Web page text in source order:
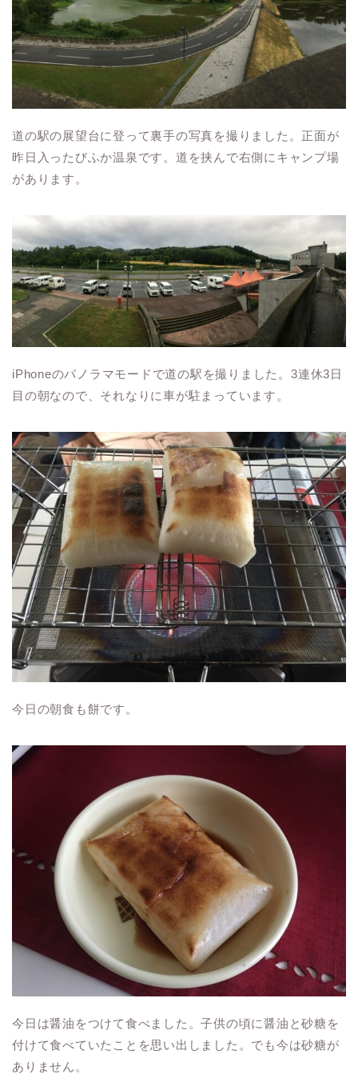
道の駅の展望台に登って裏手の写真を撮りました。正面が
昨日入ったびふか温泉です。道を挟んで右側にキャンプ場
があります。
iPhoneのパノラマモードで道の駅を撮りました。3連休3日
目の朝なので、それなりに車が駐まっています。
今日の朝食も餅です。
今日は醤油をつけて食べました。子供の頃に醤油と砂糖を
付けて食べていたことを思い出しました。でも今は砂糖が
ありません。